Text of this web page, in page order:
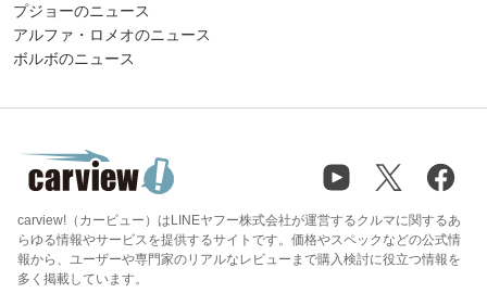
プジョーのニュース
アルファ・ロメオのニュース
ボルボのニュース
carview!（カービュー）はLINEヤフー株式会社が運営するクルマに関するあ
らゆる情報やサービスを提供するサイトです。価格やスペックなどの公式情
報から、ユーザーや専門家のリアルなレビューまで購入検討に役立つ情報を
多く掲載しています。